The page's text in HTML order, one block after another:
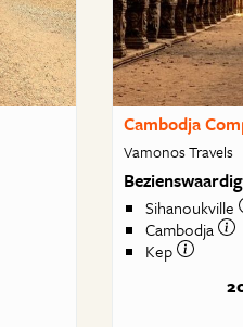
Cambodja
Vamonos Travels
Sihanoukville
Cambodja
Kep